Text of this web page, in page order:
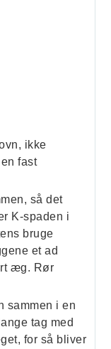
ikke
fast
så det
K-spaden i
bruge
et ad
æg. Rør
sammen i en
tag med
for så bliver